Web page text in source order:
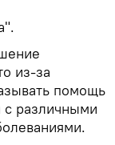
из-за
помощь
различными